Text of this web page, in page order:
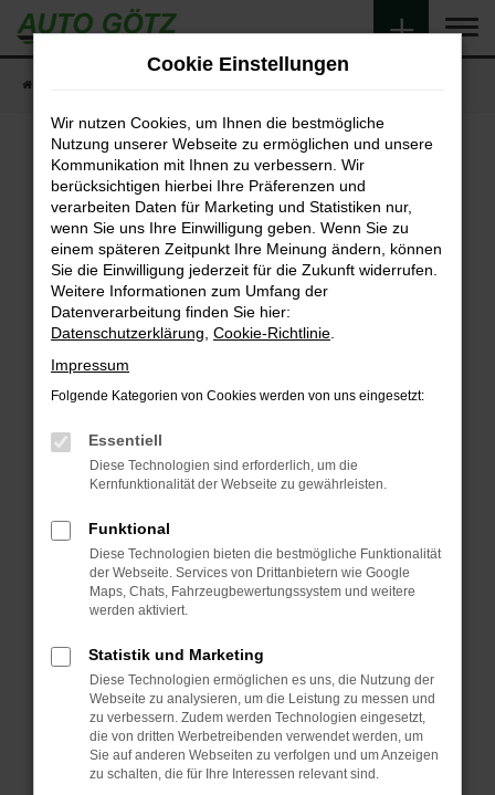
Zum
Hauptinhalt
springen
Fehler: Network Error
Beim Laden ist ein Fehler aufgetreten.
Hier sind ein paar Tipps, die dir helfen können:
Überprüfe deine Firewall und deine
Internetverbindung.
Laden andere Webseiten, zum Beispiel deine
Suchmaschine?
Prüfe deine Browsererweiterungen.
können das Laden bestimmter Seiten
verhindern. Funktioniert die Seite in einem
Fenster?
Starte dein Gerät neu.
Das kann manchmal helfen, vorübergehende
Probleme zu beheben.
Betriebssystem auf dem neuesten Stand
sind.
Veraltete Software birgt nicht nur ein
Sicherheitsrisiko, sondern kann auch dazu
führen, dass bestimmte Funktionen nicht mehr
unterstützt werden.
Cookie Einstellungen
Wir nutzen Cookies, um Ihnen die bestmögliche
Nutzung unserer Webseite zu ermöglichen und unsere
Kommunikation mit Ihnen zu verbessern. Wir
berücksichtigen hierbei Ihre Präferenzen und
verarbeiten Daten für Marketing und Statistiken nur,
wenn Sie uns Ihre Einwilligung geben. Wenn Sie zu
einem späteren Zeitpunkt Ihre Meinung ändern, können
Sie die Einwilligung jederzeit für die Zukunft widerrufen.
Weitere Informationen zum Umfang der
Datenverarbeitung finden Sie hier:
Datenschutzerklärung Cookie-Richtlinie
Impressum
Folgende Kategorien von Cookies werden von uns eingesetzt:
Essentiell
Diese Technologien sind erforderlich, um die
Kernfunktionalität der Webseite zu gewährleisten.
Funktional
Diese Technologien bieten die bestmögliche Funktionalität
der Webseite. Services von Drittanbietern wie Google
Maps, Chats, Fahrzeugbewertungssystem und weitere
werden aktiviert.
Statistik und Marketing
Diese Technologien ermöglichen es uns, die Nutzung der
Webseite zu analysieren, um die Leistung zu messen und
zu verbessern. Zudem werden Technologien eingesetzt,
die von dritten Werbetreibenden verwendet werden, um
Sie auf anderen Webseiten zu verfolgen und um Anzeigen
zu schalten, die für Ihre Interessen relevant sind.